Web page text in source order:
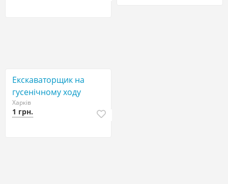
Екскаваторщик на
гусенічному ходу
Харків
1 грн.